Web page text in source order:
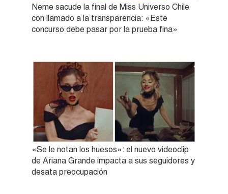
Neme sacude la final de Miss Universo Chile
con llamado a la transparencia: «Este
concurso debe pasar por la prueba fina»
«Se le notan los huesos»: el nuevo videoclip
de Ariana Grande impacta a sus seguidores y
desata preocupación